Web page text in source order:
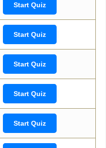
Start Quiz
Start Quiz
Start Quiz
Start Quiz
Start Quiz